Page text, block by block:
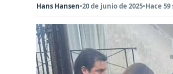
Hans Hansen•20 de junio de 2025•Hace